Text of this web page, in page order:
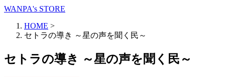
WANPA's STORE
HOME >
セトラの導き ～星の声を聞く民～
セトラの導き ～星の声を聞く民～